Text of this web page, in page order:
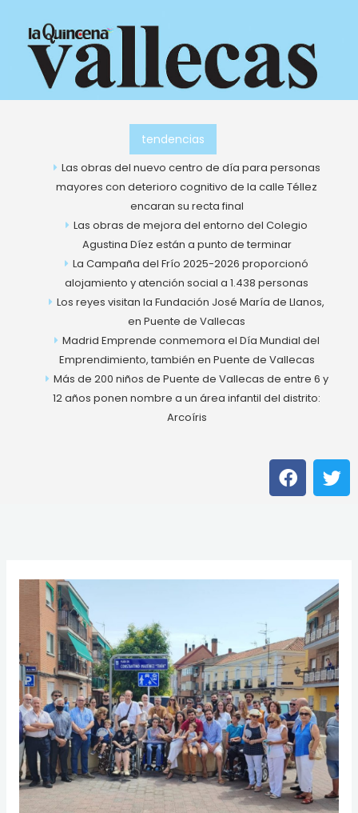
contenido
tendencias
Las obras del nuevo centro de día para personas
mayores con deterioro cognitivo de la calle Téllez
encaran su recta final
Las obras de mejora del entorno del Colegio
Agustina Díez están a punto de terminar
La Campaña del Frío 2025-2026 proporcionó
alojamiento y atención social a 1.438 personas
Los reyes visitan la Fundación José María de Llanos,
en Puente de Vallecas
Madrid Emprende conmemora el Día Mundial del
Emprendimiento, también en Puente de Vallecas
Más de 200 niños de Puente de Vallecas de entre 6 y
12 años ponen nombre a un área infantil del distrito:
Arcoíris
F
a
c
o
T
w
i
r